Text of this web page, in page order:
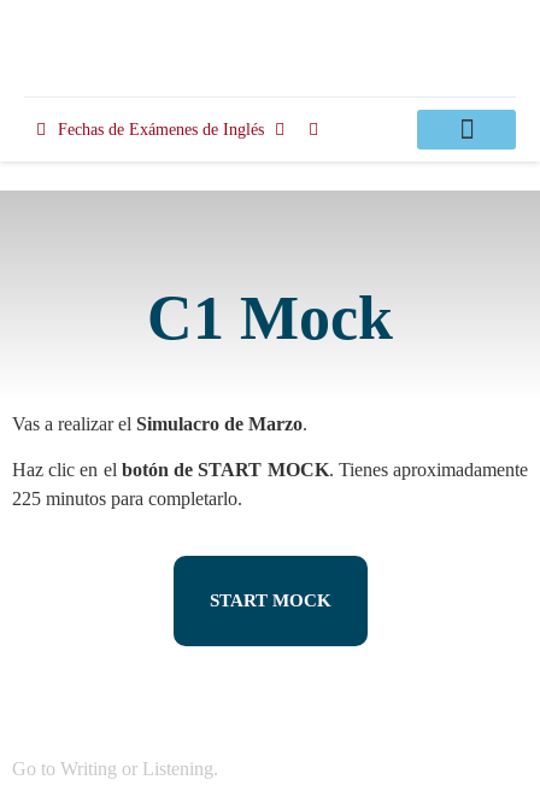
Fechas de Exámenes de Inglés
C1 Mock
Vas a realizar el Simulacro de Marzo.
Haz clic en el botón de START MOCK. Tienes aproximadamente
225 minutos para completarlo.
START MOCK
Go to Writing or Listening.